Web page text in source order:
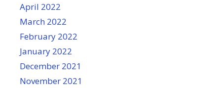
April 2022
March 2022
February 2022
January 2022
December 2021
November 2021